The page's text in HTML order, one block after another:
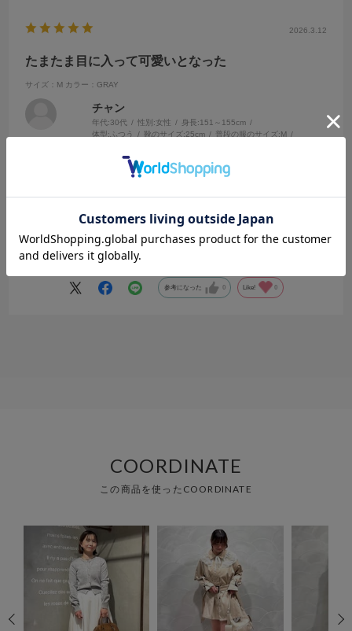
2026.3.12
たまたま目に入って可愛いとなった
サイズ：M カラー：GRAY
チャン
年代:30代 性別:女性 身長:151～155cm
体型: ふつう 靴のサイズ:25cm 普段の服のサイズ:M
グレーを選ぶことが無かったのですが、友達もスタッフの方もとても
勧めてくれたので、購入にいたりました！まだ着て出かけてないので
すが、デニムやスカートに合わせても使い勝手良いなと思ったので、
続きを読む
参考になった 0 Like! 0
COORDINATE
この商品を使ったCOORDINATE